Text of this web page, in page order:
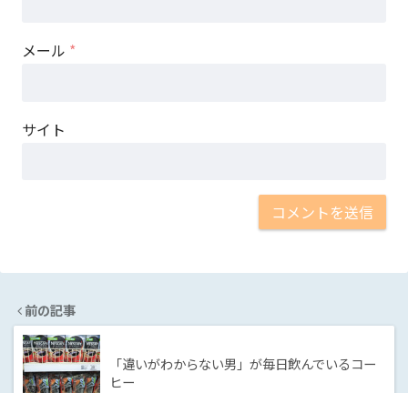
メール *
サイト
前の記事
「違いがわからない男」が毎日飲んでいるコー
ヒー